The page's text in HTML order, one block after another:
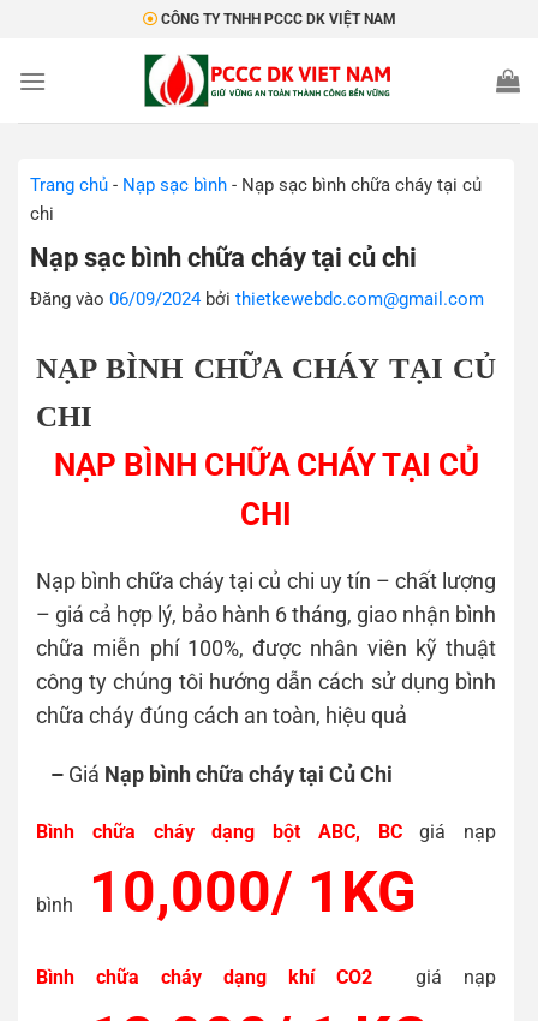
nội
CÔNG TY TNHH PCCC DK VIỆT NAM
Trang chủ - Nạp sạc bình - Nạp sạc bình chữa cháy tại củ
chi
Nạp sạc bình chữa cháy tại củ chi
Đăng vào 06/09/2024 bởi thietkewebdc.com@gmail.com
NẠP BÌNH CHỮA CHÁY TẠI CỦ
CHI
NẠP BÌNH CHỮA CHÁY TẠI CỦ
CHI
Nạp bình chữa cháy tại củ chi uy tín – chất lượng
– giá cả hợp lý, bảo hành 6 tháng, giao nhận bình
chữa miễn phí 100%, được nhân viên kỹ thuật
công ty chúng tôi hướng dẫn cách sử dụng bình
chữa cháy đúng cách an toàn, hiệu quả
– Giá Nạp bình chữa cháy tại Củ Chi
Bình chữa cháy dạng bột ABC, BCgiá nạp
bình 10,000/ 1KG
Bình chữa cháy dạng khí CO2 giá nạp